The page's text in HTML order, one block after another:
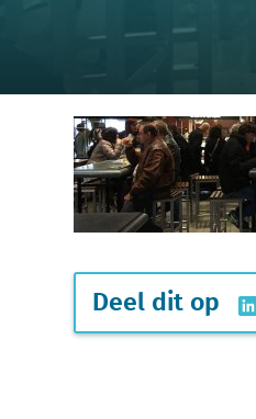
Deel dit op